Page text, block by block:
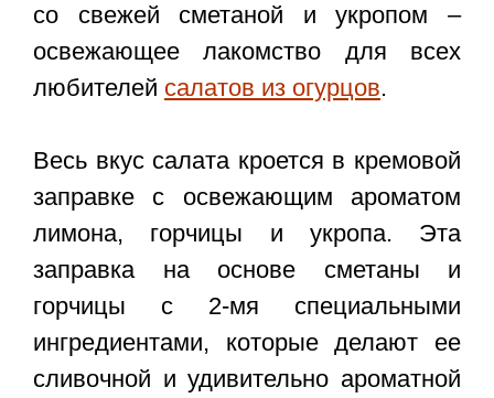
со свежей сметаной и укропом –
освежающее лакомство для всех
любителей салатов из огурцов.
Весь вкус салата кроется в кремовой
заправке с освежающим ароматом
лимона, горчицы и укропа. Эта
заправка на основе сметаны и
горчицы с 2-мя специальными
ингредиентами, которые делают ее
сливочной и удивительно ароматной